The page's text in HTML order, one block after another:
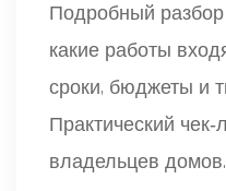
Подробный
какие работы
сроки, бюджеты и
Практический
владельцев домов.